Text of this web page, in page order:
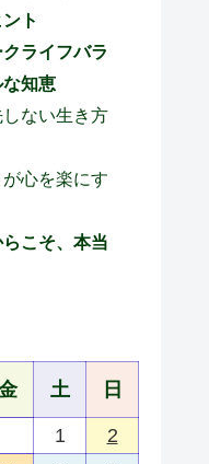
ト
ライフバラ
知恵
ない生き方
が心を楽にす
こそ、本当
土 日
1
2